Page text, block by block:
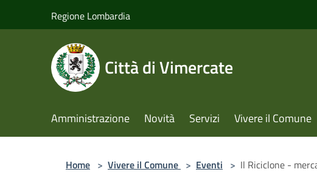
Regione Lombardia
Città di Vimercate
Amministrazione Novità Servizi Vivere il Comune
Home > Vivere il Comune > Eventi > Il Riciclone -